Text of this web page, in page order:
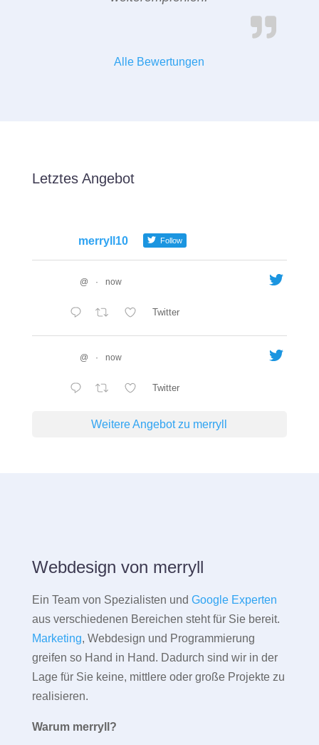
Alle Bewertungen
Letztes Angebot
merryll10 Follow
@ · now
Twitter
@ · now
Twitter
Weitere Angebot zu merryll
Webdesign von merryll
Ein Team von Spezialisten und Google Experten
aus verschiedenen Bereichen steht für Sie bereit.
Marketing, Webdesign und Programmierung
greifen so Hand in Hand. Dadurch sind wir in der
Lage für Sie keine, mittlere oder große Projekte zu
realisieren.
Warum merryll?